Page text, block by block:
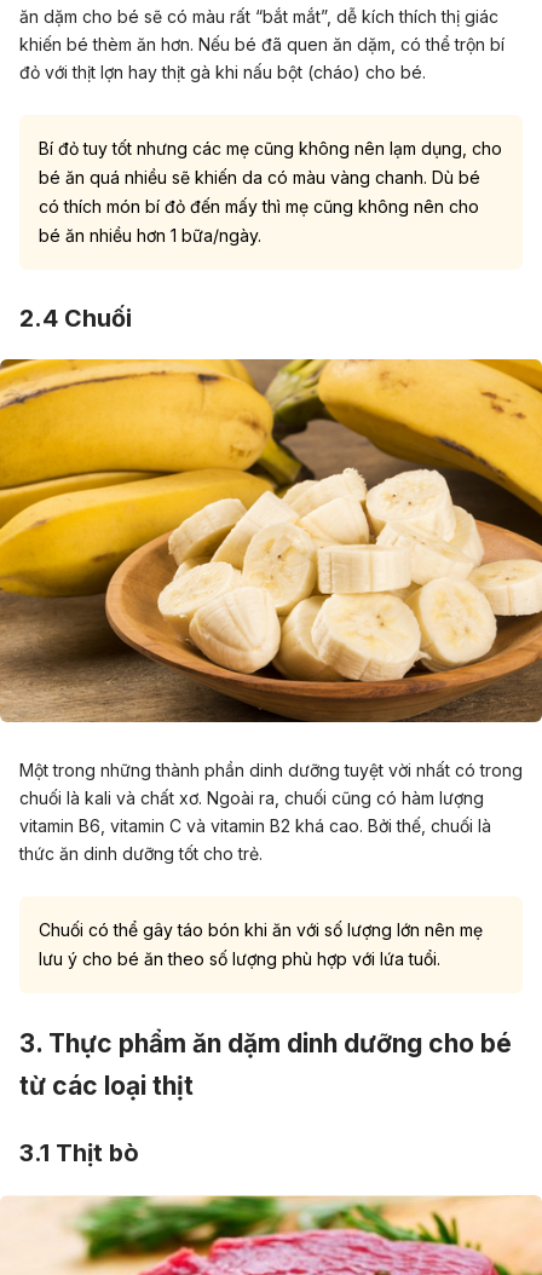
ăn dặm cho bé sẽ có màu rất “bắt mắt”, dễ kích thích thị giác
khiến bé thèm ăn hơn. Nếu bé đã quen ăn dặm, có thể trộn bí
đỏ với thịt lợn hay thịt gà khi nấu bột (cháo) cho bé.
Bí đỏ tuy tốt nhưng các mẹ cũng không nên lạm dụng, cho
bé ăn quá nhiều sẽ khiến da có màu vàng chanh. Dù bé
có thích món bí đỏ đến mấy thì mẹ cũng không nên cho
bé ăn nhiều hơn 1 bữa/ngày.
2.4 Chuối
Một trong những thành phần dinh dưỡng tuyệt vời nhất có trong
chuối là kali và chất xơ. Ngoài ra, chuối cũng có hàm lượng
vitamin B6, vitamin C và vitamin B2 khá cao. Bởi thế, chuối là
thức ăn dinh dưỡng tốt cho trẻ.
Chuối có thể gây táo bón khi ăn với số lượng lớn nên mẹ
lưu ý cho bé ăn theo số lượng phù hợp với lứa tuổi.
3. Thực phẩm ăn dặm dinh dưỡng cho bé
từ các loại thịt
3.1 Thịt bò